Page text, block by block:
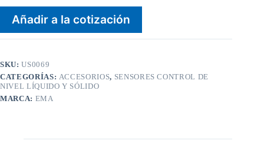
Añadir a la cotización
SKU:US0069
CATEGORÍAS: ACCESORIOS, SENSORES CONTROL DE
NIVEL LÍQUIDO Y SÓLIDO
MARCA: EMA